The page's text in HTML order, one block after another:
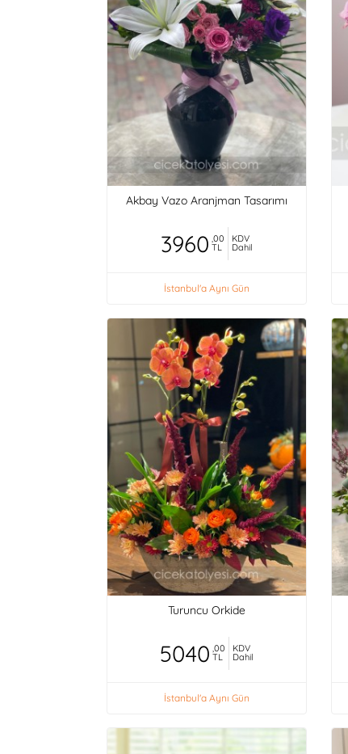
Akbay Vazo Aranjman Tasarımı
3960 ,00
TL
KDV
Dahil
İstanbul'a Aynı Gün
Turuncu Orkide
5040 ,00
TL
KDV
Dahil
İstanbul'a Aynı Gün